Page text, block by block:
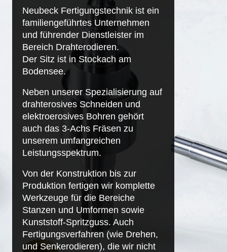
Neubeck Fertigungstechnik ist ein
familiengeführtes Unternehmen
und führender Dienstleister im
Bereich Drahterodieren.
Der Sitz ist in Stockach am
Bodensee.
Neben unserer Spezialisierung auf
drahterosives Schneiden und
elektroerosives Bohren gehört
auch das 3-Achs Fräsen zu
unserem umfangreichen
Leistungsspektrum.
Von der Konstruktion bis zur
Produktion fertigen wir komplette
Werkzeuge für die Bereiche
Stanzen und Umformen sowie
Kunststoff-Spritzguss. Auch
Fertigungsverfahren (wie Drehen,
und Senkerodieren), die wir nicht